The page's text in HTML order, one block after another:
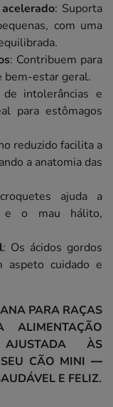
: Suporta
com uma
: Contribuem para
bem-estar geral.
intolerâncias e
para estômagos
reduzido facilita a
a anatomia das
ajuda a
e o mau hálito,
: Os ácidos gordos
aspeto cuidado e
PARA RAÇAS
ÀS
SEU CÃO MINI —
E FELIZ.